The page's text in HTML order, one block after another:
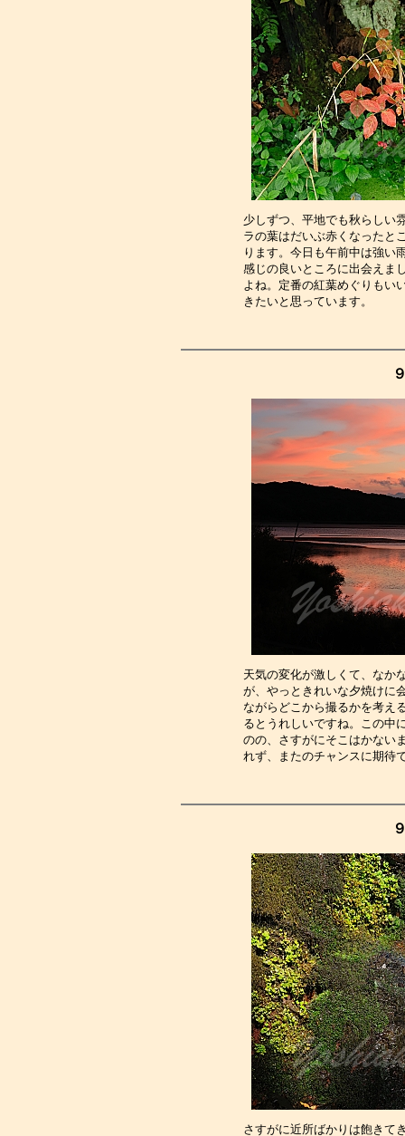
少しずつ、平地でも秋らしい
ラの葉はだいぶ赤くなったと
ります。今日も午前中は強い
感じの良いところに出会えま
よね。定番の紅葉めぐりもい
きたいと
天気の変化が激しくて、なか
が、やっときれいな夕焼けに
ながらどこから撮るかを考え
るとうれしいですね。この中
のの、さすがにそこはかない
れず、またの
さすがに近所ばかりは飽きて